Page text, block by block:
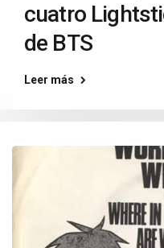
cuatro
de BTS
Leer más